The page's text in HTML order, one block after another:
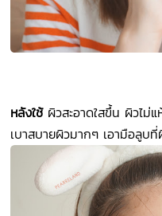
หลังใช้ ผิวสะอาดใสขึ้น ผิวไม่
เบาสบายผิวมากๆ เอามือลูบ